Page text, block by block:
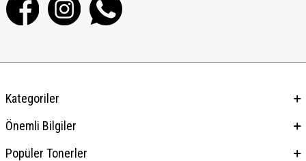
Kategoriler
Önemli Bilgiler
Popüler Tonerler